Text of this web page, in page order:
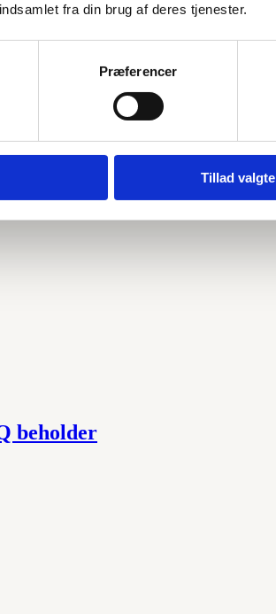
fra din brug af deres tjenester.
Præferencer
Tillad valgte
sort
– Uden beholder
beholder